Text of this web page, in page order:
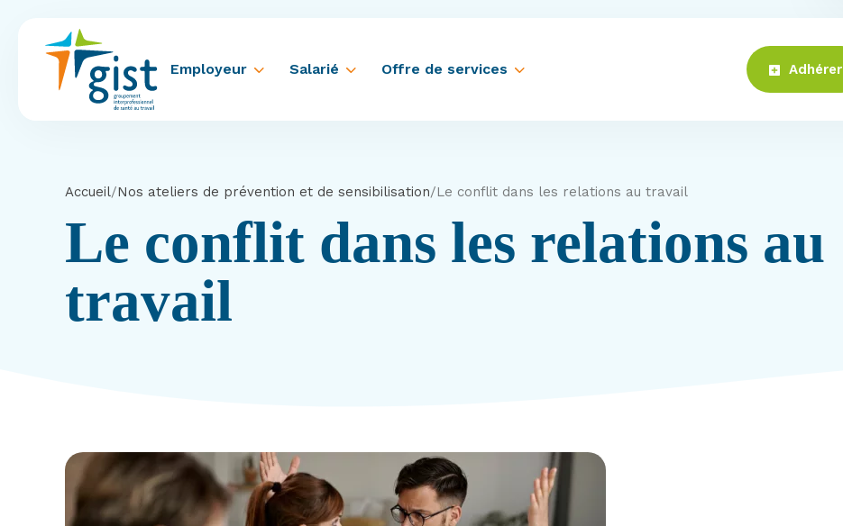
Employeur Salarié Offre de services Adhérer
Accueil/Nos ateliers de prévention et de sensibilisation/Le conflit dans les relations au travail
Le conflit dans les relations au
travail